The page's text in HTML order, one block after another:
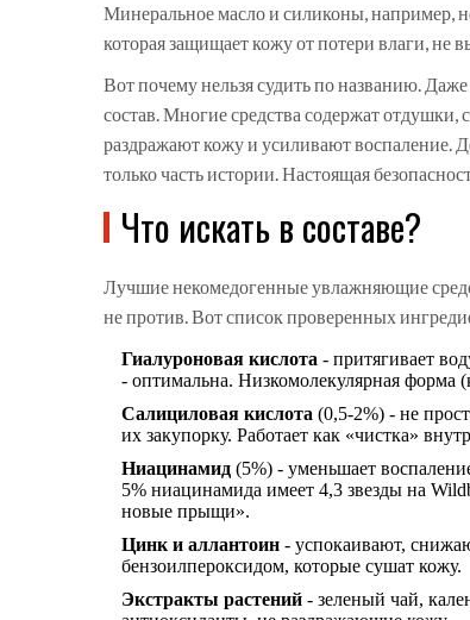
Минеральное масло и силиконы,
которая защищает кожу от потери влаги, не
Вот почему нельзя судить по названию.
состав. Многие средства содержат
раздражают кожу и усиливают воспаление.
только часть истории. Настоящая
Что искать в составе?
Лучшие некомедогенные увлажняющие
не против. Вот список проверенных
Гиалуроновая кислота - притягивает
- оптимальна. Низкомолекулярная форма
Салициловая кислота (0,5-2%) - не
их закупорку. Работает как «чистка»
Ниацинамид (5%) - уменьшает
5% ниацинамида имеет 4,3 звезды на
новые прыщи».
Цинк и аллантоин - успокаивают,
бензоилпероксидом, которые сушат кожу.
Экстракты растений - зеленый чай,